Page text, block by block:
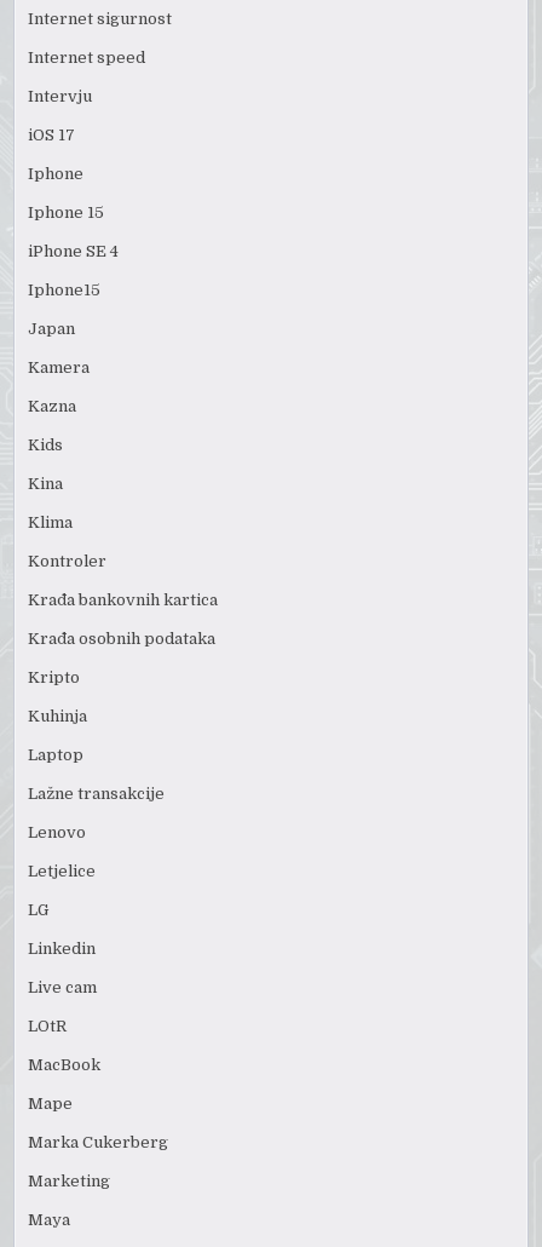
Internet sigurnost
Internet speed
Intervju
iOS 17
Iphone
Iphone 15
iPhone SE 4
Iphone15
Japan
Kamera
Kazna
Kids
Kina
Klima
Kontroler
Krađa bankovnih kartica
Krađa osobnih podataka
Kripto
Kuhinja
Laptop
Lažne transakcije
Lenovo
Letjelice
LG
Linkedin
Live cam
LOtR
MacBook
Mape
Marka Cukerberg
Marketing
Maya